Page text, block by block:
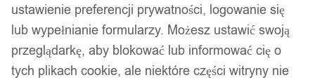
ustawienie preferencji prywatności, logowanie się
lub wypełnianie formularzy. Możesz ustawić swoją
przeglądarkę, aby blokować lub informować cię o
tych plikach cookie, ale niektóre części witryny nie